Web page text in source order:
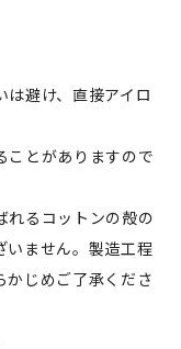
避け、直接アイロ
ことがありますので
れるコットンの殻の
いません。製造工程
かじめご了承くださ